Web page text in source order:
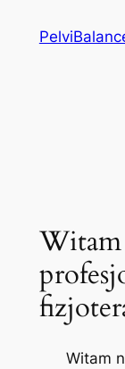
Witam
Witam